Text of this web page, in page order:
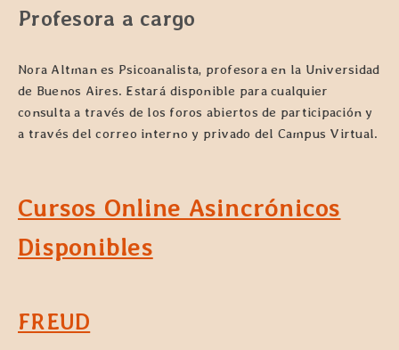
Profesora a cargo
Nora Altman es Psicoanalista, profesora en la Universidad
de Buenos Aires. Estará disponible para cualquier
consulta a través de los foros abiertos de participación y
a través del correo interno y privado del Campus Virtual.
Cursos Online Asincrónicos
Disponibles
FREUD